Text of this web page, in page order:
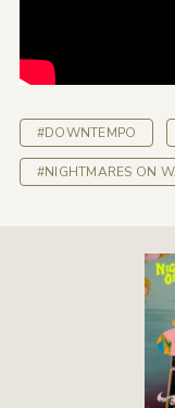
#DOWNTEMPO
#NIGHTMARES ON